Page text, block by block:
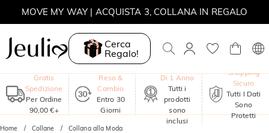
MOVE MY WAY | ACQUISTA 3, COLLANA IN REGALO
Cerca
Regalo!
Gratis
Spedizione
Per Ordine
90,00 €+
Reso &
Cambio
Entro 30
Giorni
Di 1 Anno
Tutti i
prodotti
sono
inclusi
Shopping
Sicuro
Tutti I Dati
Sono
Protetti
Home Collane Collana alla Moda